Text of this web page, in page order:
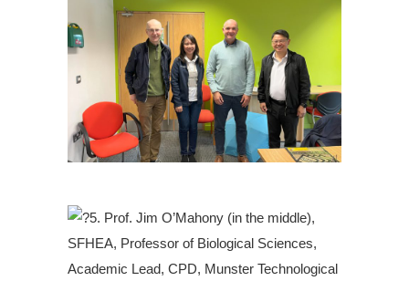
5. Prof. Jim O’Mahony (in the middle),
SFHEA, Professor of Biological Sciences,
Academic Lead, CPD, Munster Technological